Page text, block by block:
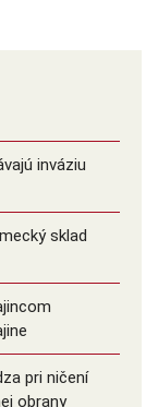
inváziu
sklad
pri ničení
obrany